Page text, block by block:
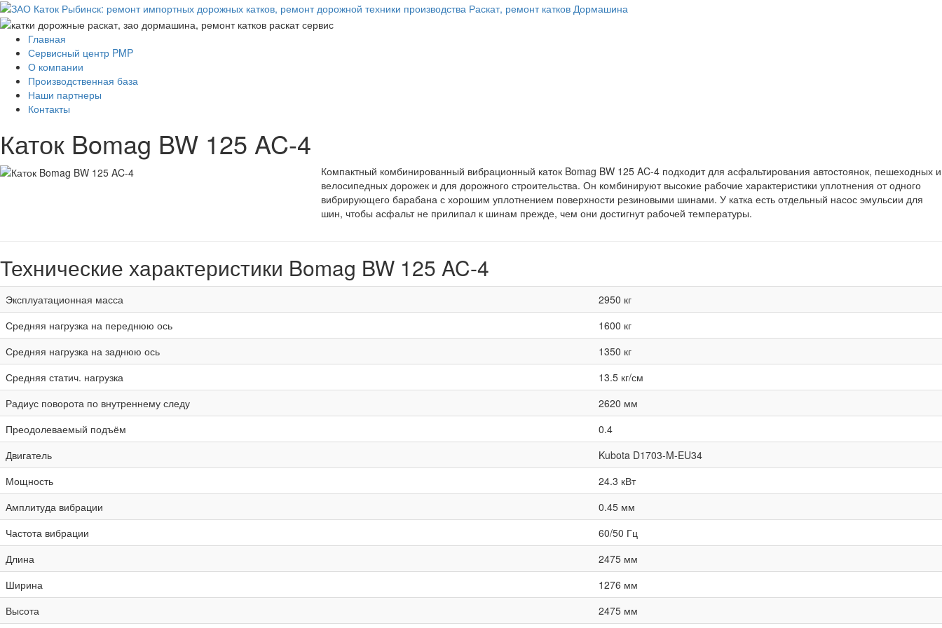
Главная
Сервисный центр PMP
О компании
Производственная база
Наши партнеры
Контакты
Каток Bomag BW 125 AC-4
Компактный комбинированный вибрационный каток Bomag BW 125 AC-4 подходит для асфальтирования автостоянок, пешеходных и
велосипедных дорожек и для дорожного строительства. Он комбинируют высокие рабочие характеристики уплотнения от одного
вибрирующего барабана с хорошим уплотнением поверхности резиновыми шинами. У катка есть отдельный насос эмульсии для
шин, чтобы асфальт не прилипал к шинам прежде, чем они достигнут рабочей температуры.
Технические характеристики Bomag BW 125 AC-4
Эксплуатационная масса
2950 кг
Средняя нагрузка на переднюю ось
1600 кг
Средняя нагрузка на заднюю ось
1350 кг
Средняя статич. нагрузка
13.5 кг/см
Радиус поворота по внутреннему следу
2620 мм
Преодолеваемый подъём
0.4
Двигатель
Kubota D1703-M-EU34
Мощность
24.3 кВт
Амплитуда вибрации
0.45 мм
Частота вибрации
60/50 Гц
Длина
2475 мм
Ширина
1276 мм
Высота
2475 мм